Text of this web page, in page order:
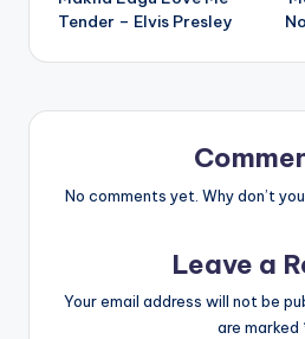
navigation
Tender – Elvis Presley
No comments yet. Why don’t
Leave a
Your email address will not be
are marked